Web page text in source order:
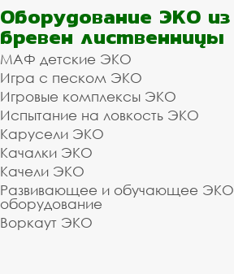
Оборудование ЭКО из
бревен лиственницы
МАФ детские ЭКО
Игра с песком ЭКО
Игровые комплексы ЭКО
Испытание на ловкость ЭКО
Карусели ЭКО
Качалки ЭКО
Качели ЭКО
Развивающее и обучающее ЭКО
оборудование
Воркаут ЭКО